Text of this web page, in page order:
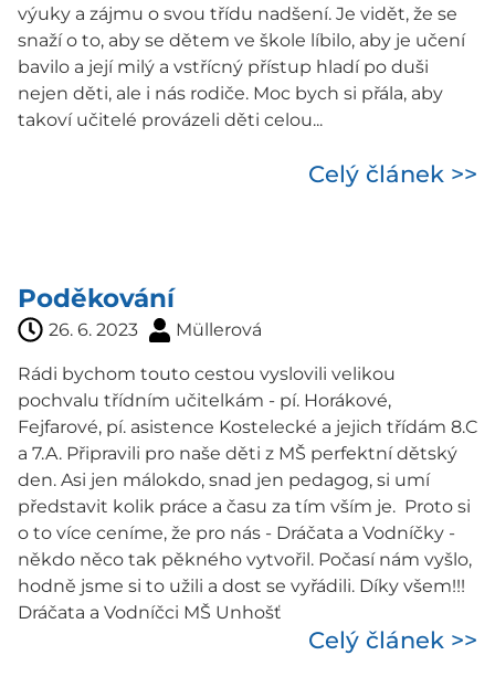
výuky a zájmu o svou třídu nadšení. Je vidět, že se
snaží o to, aby se dětem ve škole líbilo, aby je učení
bavilo a její milý a vstřícný přístup hladí po duši
nejen děti, ale i nás rodiče. Moc bych si přála, aby
takoví učitelé provázeli děti celou...
Celý článek >>
Poděkování
26. 6. 2023 Müllerová
Rádi bychom touto cestou vyslovili velikou
pochvalu třídním učitelkám - pí. Horákové,
Fejfarové, pí. asistence Kostelecké a jejich třídám 8.C
a 7.A. Připravili pro naše děti z MŠ perfektní dětský
den. Asi jen málokdo, snad jen pedagog, si umí
představit kolik práce a času za tím vším je. Proto si
o to více ceníme, že pro nás - Dráčata a Vodníčky -
někdo něco tak pěkného vytvořil. Počasí nám vyšlo,
hodně jsme si to užili a dost se vyřádili. Díky všem!!!
Dráčata a Vodníčci MŠ Unhošť
Celý článek >>